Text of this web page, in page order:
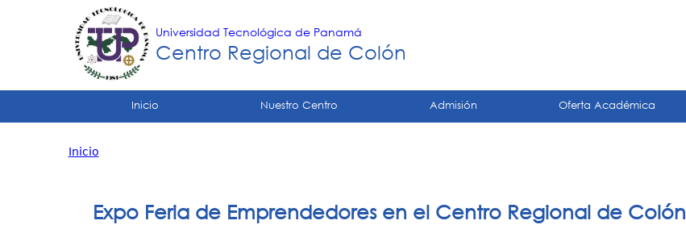
Universidad Tecnológica de Panamá
Centro Regional de Colón
Principal
Inicio Nuestro Centro Admisión Oferta Académica
está
Inicio
Expo Feria de Emprendedores en el Centro Regional de Colón